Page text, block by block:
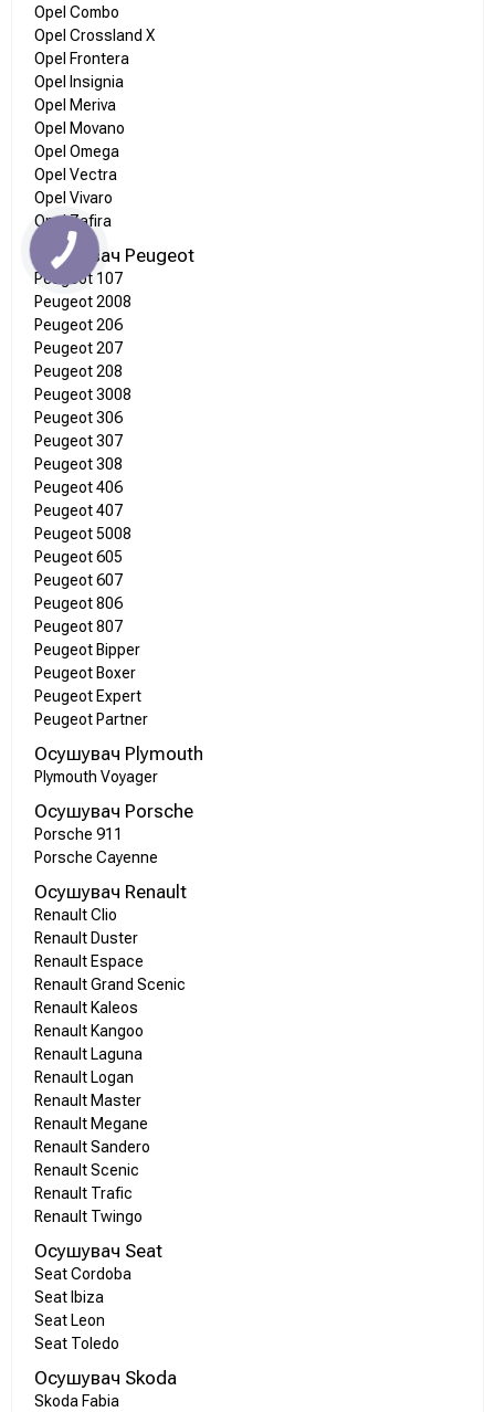
Opel Combo
Opel Crossland X
Opel Frontera
Opel Insignia
Opel Meriva
Opel Movano
Opel Omega
Opel Vectra
Opel Vivaro
Opel Zafira
Осушувач Peugeot
Peugeot 107
Peugeot 2008
Peugeot 206
Peugeot 207
Peugeot 208
Peugeot 3008
Peugeot 306
Peugeot 307
Peugeot 308
Peugeot 406
Peugeot 407
Peugeot 5008
Peugeot 605
Peugeot 607
Peugeot 806
Peugeot 807
Peugeot Bipper
Peugeot Boxer
Peugeot Expert
Peugeot Partner
Осушувач Plymouth
Plymouth Voyager
Осушувач Porsche
Porsche 911
Porsche Cayenne
Осушувач Renault
Renault Clio
Renault Duster
Renault Espace
Renault Grand Scenic
Renault Kaleos
Renault Kangoo
Renault Laguna
Renault Logan
Renault Master
Renault Megane
Renault Sandero
Renault Scenic
Renault Trafic
Renault Twingo
Осушувач Seat
Seat Cordoba
Seat Ibiza
Seat Leon
Seat Toledo
Осушувач Skoda
Skoda Fabia